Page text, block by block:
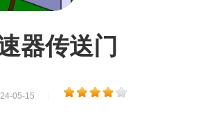
器传送门
05-15